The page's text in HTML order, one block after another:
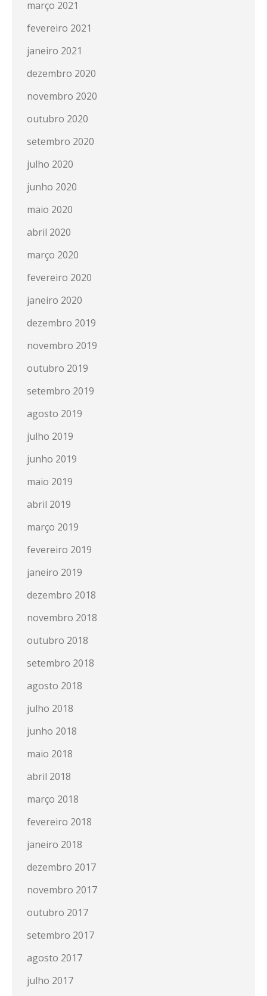
março 2021
fevereiro 2021
janeiro 2021
dezembro 2020
novembro 2020
outubro 2020
setembro 2020
julho 2020
junho 2020
maio 2020
abril 2020
março 2020
fevereiro 2020
janeiro 2020
dezembro 2019
novembro 2019
outubro 2019
setembro 2019
agosto 2019
julho 2019
junho 2019
maio 2019
abril 2019
março 2019
fevereiro 2019
janeiro 2019
dezembro 2018
novembro 2018
outubro 2018
setembro 2018
agosto 2018
julho 2018
junho 2018
maio 2018
abril 2018
março 2018
fevereiro 2018
janeiro 2018
dezembro 2017
novembro 2017
outubro 2017
setembro 2017
agosto 2017
julho 2017